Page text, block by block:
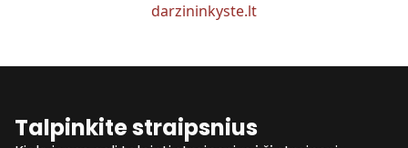
darzininkyste.lt
Talpinkite straipsnius